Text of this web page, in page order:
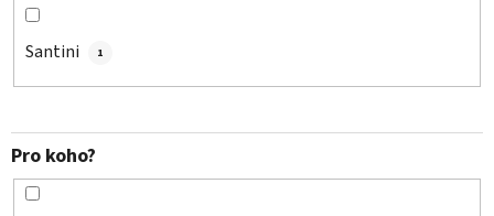
Santini 1
Pro koho?